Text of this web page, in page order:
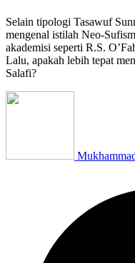
Selain tipologi Tasawuf
mengenal istilah Neo-
akademisi seperti R.S.
Lalu, apakah lebih tepat
Salafi?